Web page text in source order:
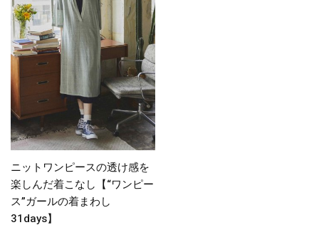
ニットワンピースの透け感を
楽しんだ着こなし【“ワンピー
ス”ガールの着まわし
31days】